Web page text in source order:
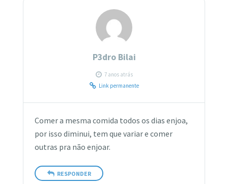
P3dro Bilai
7 anos atrás
Link permanente
Comer a mesma comida todos os dias enjoa,
por isso diminui, tem que variar e comer
outras pra não enjoar.
RESPONDER